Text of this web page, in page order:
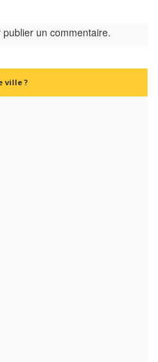
publier un commentaire.
ville ?